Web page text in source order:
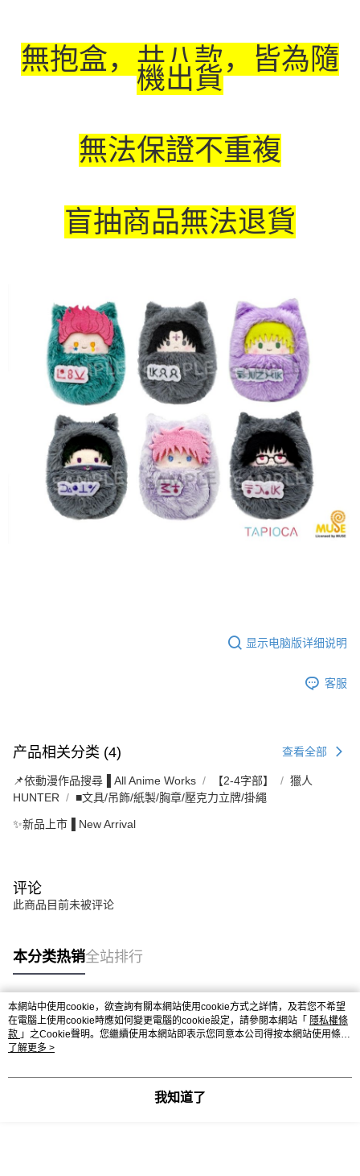
無抱盒，共八款，皆為隨
機出貨
無法保證不重複
盲抽商品無法退貨
显示电脑版详细说明
客服
产品相关分类 (4) 查看全部
📌依動漫作品搜尋▐ All Anime Works 【2-4字部】
獵人
HUNTER
■文具/吊飾/紙製/胸章/壓克力立牌/掛繩
✨新品上市▐ New Arrival
评论
此商品目前未被评论
本分类热销全站排行
热门标签
本網站中使用cookie，欲查詢有關本網站使用cookie方式之詳情，及若您不希望
在電腦上使用cookie時應如何變更電腦的cookie設定，請參閱本網站「 隱私權條
款 」之Cookie聲明。您繼續使用本網站即表示您同意本公司得按本網站使用條款
之Cookie聲明使用cookie。
了解更多 >
我知道了